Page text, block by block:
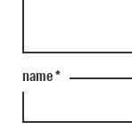
name*